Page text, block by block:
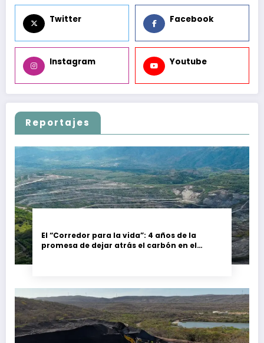
Twitter Facebook
Instagram Youtube
Reportajes
El “Corredor para la vida”: 4 años de la
promesa de dejar atrás el carbón en el